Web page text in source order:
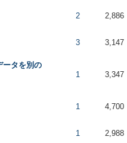
2 2,886
3 3,147
ータを別の
1 3,347
1 4,700
1 2,988